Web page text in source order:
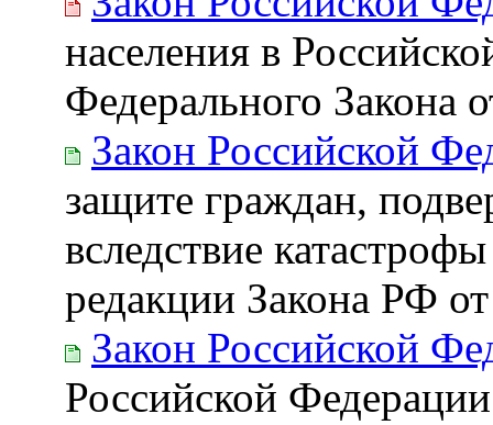
населения в
Федерального Закона
Закон Российской
защите граждан,
вследствие
редакции Закона РФ
Закон Российской
Российской Федерации